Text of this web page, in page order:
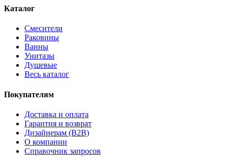
Каталог
Смесители
Раковины
Ванны
Унитазы
Душевые
Весь каталог
Покупателям
Доставка и оплата
Гарантия и возврат
Дизайнерам (B2B)
О компании
Справочник запросов